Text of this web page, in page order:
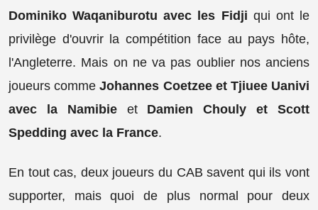
Dominiko Waqaniburotu avec les Fidji qui ont le
privilège d'ouvrir la compétition face au pays hôte,
l'Angleterre. Mais on ne va pas oublier nos anciens
joueurs commeJohannes Coetzee et Tjiuee Uanivi
avec la Namibieet Damien Chouly et Scott
Spedding avec la France.
En tout cas, deux joueurs du CAB savent qui ils vont
supporter, mais quoi de plus normal pour deux